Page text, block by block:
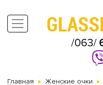
Главная Женские очки